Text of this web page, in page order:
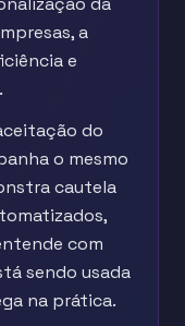
a
e
do
o mesmo
cautela
com
sendo usada
na prática.